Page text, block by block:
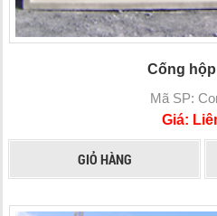
Cống
Mã SP:
Giá:
GIỎ HÀNG